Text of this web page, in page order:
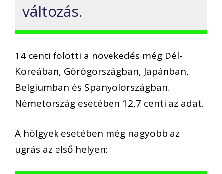
változás.
14 centi fölötti a növekedés még Dél-
Koreában, Görögországban, Japánban,
Belgiumban és Spanyolországban.
Németország esetében 12,7 centi az adat.
A hölgyek esetében még nagyobb az
ugrás az első helyen: